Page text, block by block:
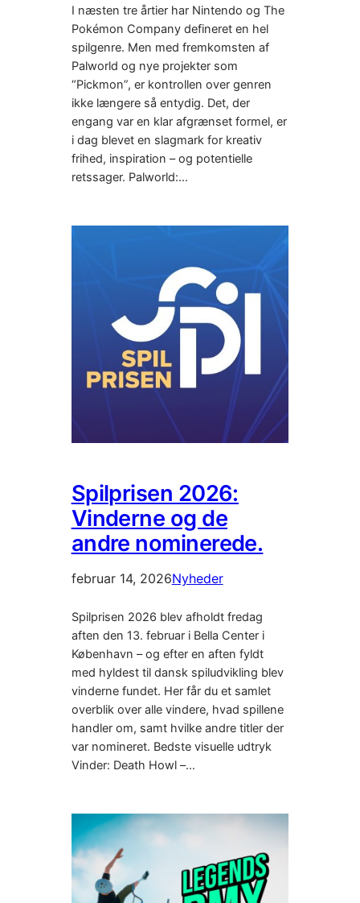
I næsten tre årtier har Nintendo og The
Pokémon Company defineret en hel
spilgenre. Men med fremkomsten af
Palworld og nye projekter som
“Pickmon”, er kontrollen over genren
ikke længere så entydig. Det, der
engang var en klar afgrænset formel, er
i dag blevet en slagmark for kreativ
frihed, inspiration – og potentielle
retssager. Palworld:…
Spilprisen 2026:
Vinderne og de
andre nominerede.
februar 14, 2026Nyheder
Spilprisen 2026 blev afholdt fredag
aften den 13. februar i Bella Center i
København – og efter en aften fyldt
med hyldest til dansk spiludvikling blev
vinderne fundet. Her får du et samlet
overblik over alle vindere, hvad spillene
handler om, samt hvilke andre titler der
var nomineret. Bedste visuelle udtryk
Vinder: Death Howl –…